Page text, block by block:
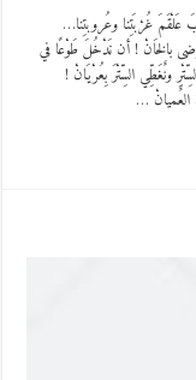
عَلْقَمَ غُرْبَتِنا وعُروبتِنا…
بالخَانْ ! أن نَدْخُلَ طَوْعًا في
ونٌغَطِّي السِّتْرَ بِعُرْيَانْ !
العٌميانْ …